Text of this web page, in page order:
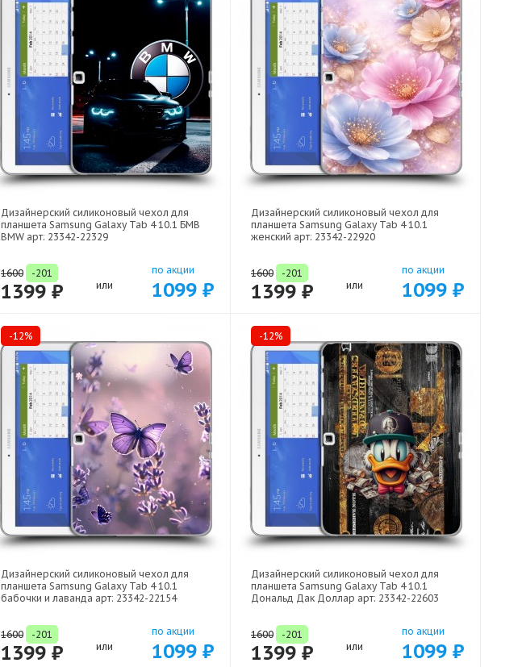
Дизайнерский силиконовый чехол для
планшета Samsung Galaxy Tab 4 10.1 БМВ
BMW арт: 23342-22329
1600 -201
1399 ₽ или
по акции
1099 ₽
Дизайнерский силиконовый чехол для
планшета Samsung Galaxy Tab 4 10.1
женский арт: 23342-22920
1600 -201
1399 ₽ или
по акции
1099 ₽
-12%
Дизайнерский силиконовый чехол для
планшета Samsung Galaxy Tab 4 10.1
бабочки и лаванда арт: 23342-22154
1600 -201
1399 ₽ или
по акции
1099 ₽
-12%
Дизайнерский силиконовый чехол для
планшета Samsung Galaxy Tab 4 10.1
Дональд Дак Доллар арт: 23342-22603
1600 -201
1399 ₽ или
по акции
1099 ₽